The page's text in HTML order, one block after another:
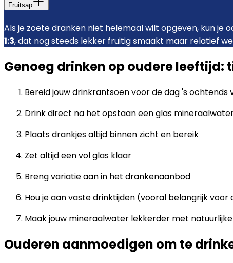
Fruitsap
Als je zoete dranken niet helemaal wilt opgeven, kun je
1:3, dat nog steeds lekker fruitig smaakt maar relatief
Genoeg drinken op oudere leeftijd:
Bereid jouw drinkrantsoen voor de dag 's ochtends
Drink direct na het opstaan een glas
Plaats drankjes altijd binnen zicht en bereik
Zet altijd een vol glas klaar
Breng variatie aan in het drankenaanbod
Hou je aan vaste drinktijden (vooral belangrijk
Maak jouw mineraalwater lekkerder met
Ouderen aanmoedigen om te